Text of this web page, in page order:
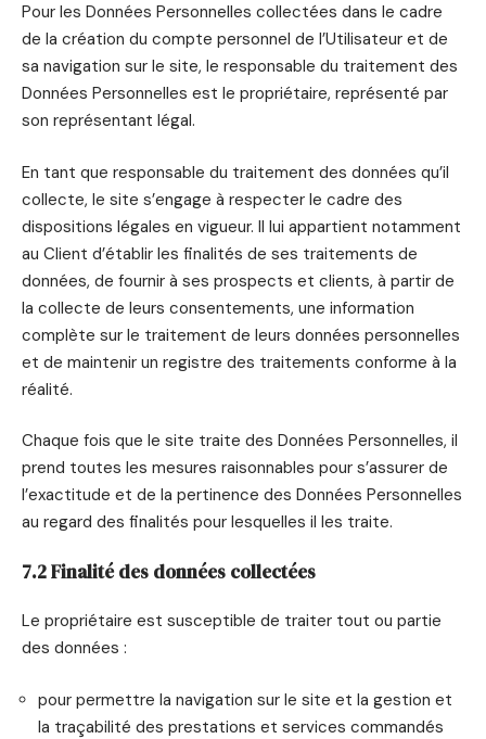
Pour les Données Personnelles collectées dans le cadre
de la création du compte personnel de l’Utilisateur et de
sa navigation sur le site, le responsable du traitement des
Données Personnelles est le propriétaire, représenté par
son représentant légal.
En tant que responsable du traitement des données qu’il
collecte, le site s’engage à respecter le cadre des
dispositions légales en vigueur. Il lui appartient notamment
au Client d’établir les finalités de ses traitements de
données, de fournir à ses prospects et clients, à partir de
la collecte de leurs consentements, une information
complète sur le traitement de leurs données personnelles
et de maintenir un registre des traitements conforme à la
réalité.
Chaque fois que le site traite des Données Personnelles, il
prend toutes les mesures raisonnables pour s’assurer de
l’exactitude et de la pertinence des Données Personnelles
au regard des finalités pour lesquelles il les traite.
7.2 Finalité des données collectées
Le propriétaire est susceptible de traiter tout ou partie
des données :
pour permettre la navigation sur le site et la gestion et
la traçabilité des prestations et services commandés